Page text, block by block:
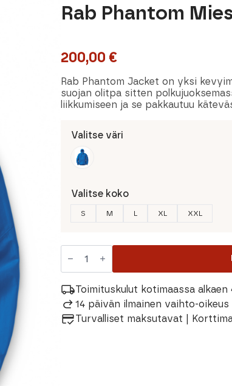
Rab Phantom
200,00 €
Rab Phantom Jacket on yksi
suojan olitpa sitten
liikkumiseen ja se pakkautuu
Valitse väri
Valitse koko
S M L XL XXL
Rab
Phantom
määräToimituskulut kotimaassa alkaen
14 päivän ilmainen vaihto-oikeus
Turvalliset maksutavat |